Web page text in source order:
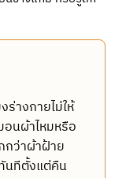
ร่างกายไม่ให้
นผ้าไหมหรือ
กว่าผ้าฝ้าย
นทีตั้งแต่คืน